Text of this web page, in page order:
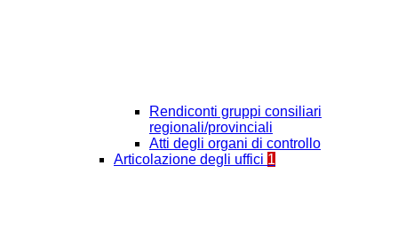
Rendiconti gruppi consiliari
regionali/provinciali
Atti degli organi di controllo
Articolazione degli uffici 1